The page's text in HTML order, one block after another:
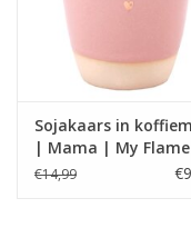
Sojakaars in
| Mama | My Flame
€14,99